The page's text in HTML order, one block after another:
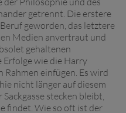
getrennt. Die erstere
geworden, das letztere
Medien anvertraut und
gehaltenen
wie die Harry
Rahmen einfügen. Es wird
nicht länger auf diesem
stecken bleibt,
findet. Wie so oft ist der